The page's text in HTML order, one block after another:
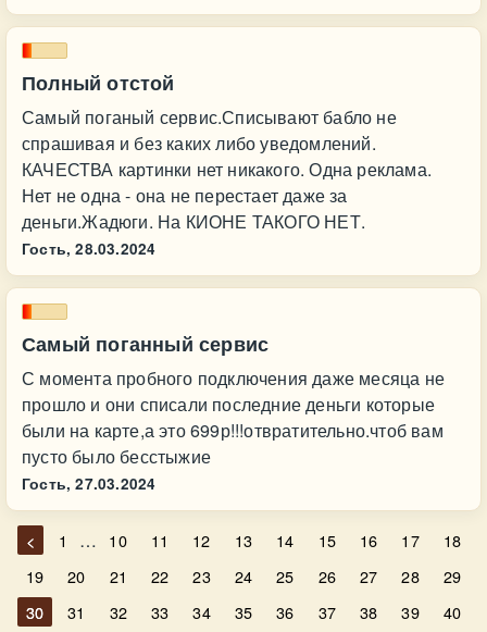
Полный отстой
Самый поганый сервис.Списывают бабло не
спрашивая и без каких либо уведомлений.
КАЧЕСТВА картинки нет никакого. Одна реклама.
Нет не одна - она не перестает даже за
деньги.Жадюги. На КИОНЕ ТАКОГО НЕТ.
Гость, 28.03.2024
Самый поганный сервис
С момента пробного подключения даже месяца не
прошло и они списали последние деньги которые
были на карте,а это 699р!!!отвратительно.чтоб вам
пусто было бесстыжие
Гость, 27.03.2024
< 1 … 10 11 12 13 14 15 16 17
18
19
20 21 22 23 24 25 26 27 28
29
30
31 32 33 34 35 36 37 38 39
40